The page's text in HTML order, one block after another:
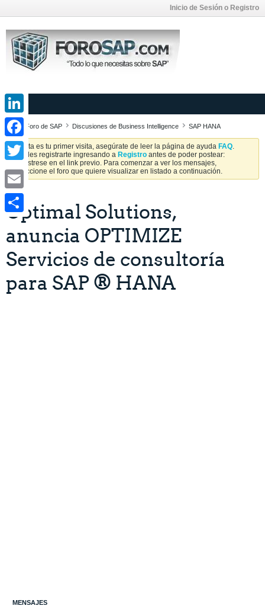
Inicio de Sesión o Registro
Foro de SAP Discusiones de Business Intelligence SAP HANA
Si esta es tu primer visita, asegúrate de leer la página de ayuda FAQ.
Puedes registrarte ingresando a Registro antes de poder postear:
Regístrese en el link previo. Para comenzar a ver los mensajes,
seleccione el foro que quiere visualizar en listado a continuación.
Optimal Solutions,
anuncia OPTIMIZE
Servicios de consultoría
para SAP ® HANA
MENSAJES
LinkedIn
Facebook
Twitter
Email
Share